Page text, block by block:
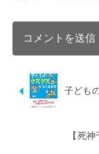
子ども
【死